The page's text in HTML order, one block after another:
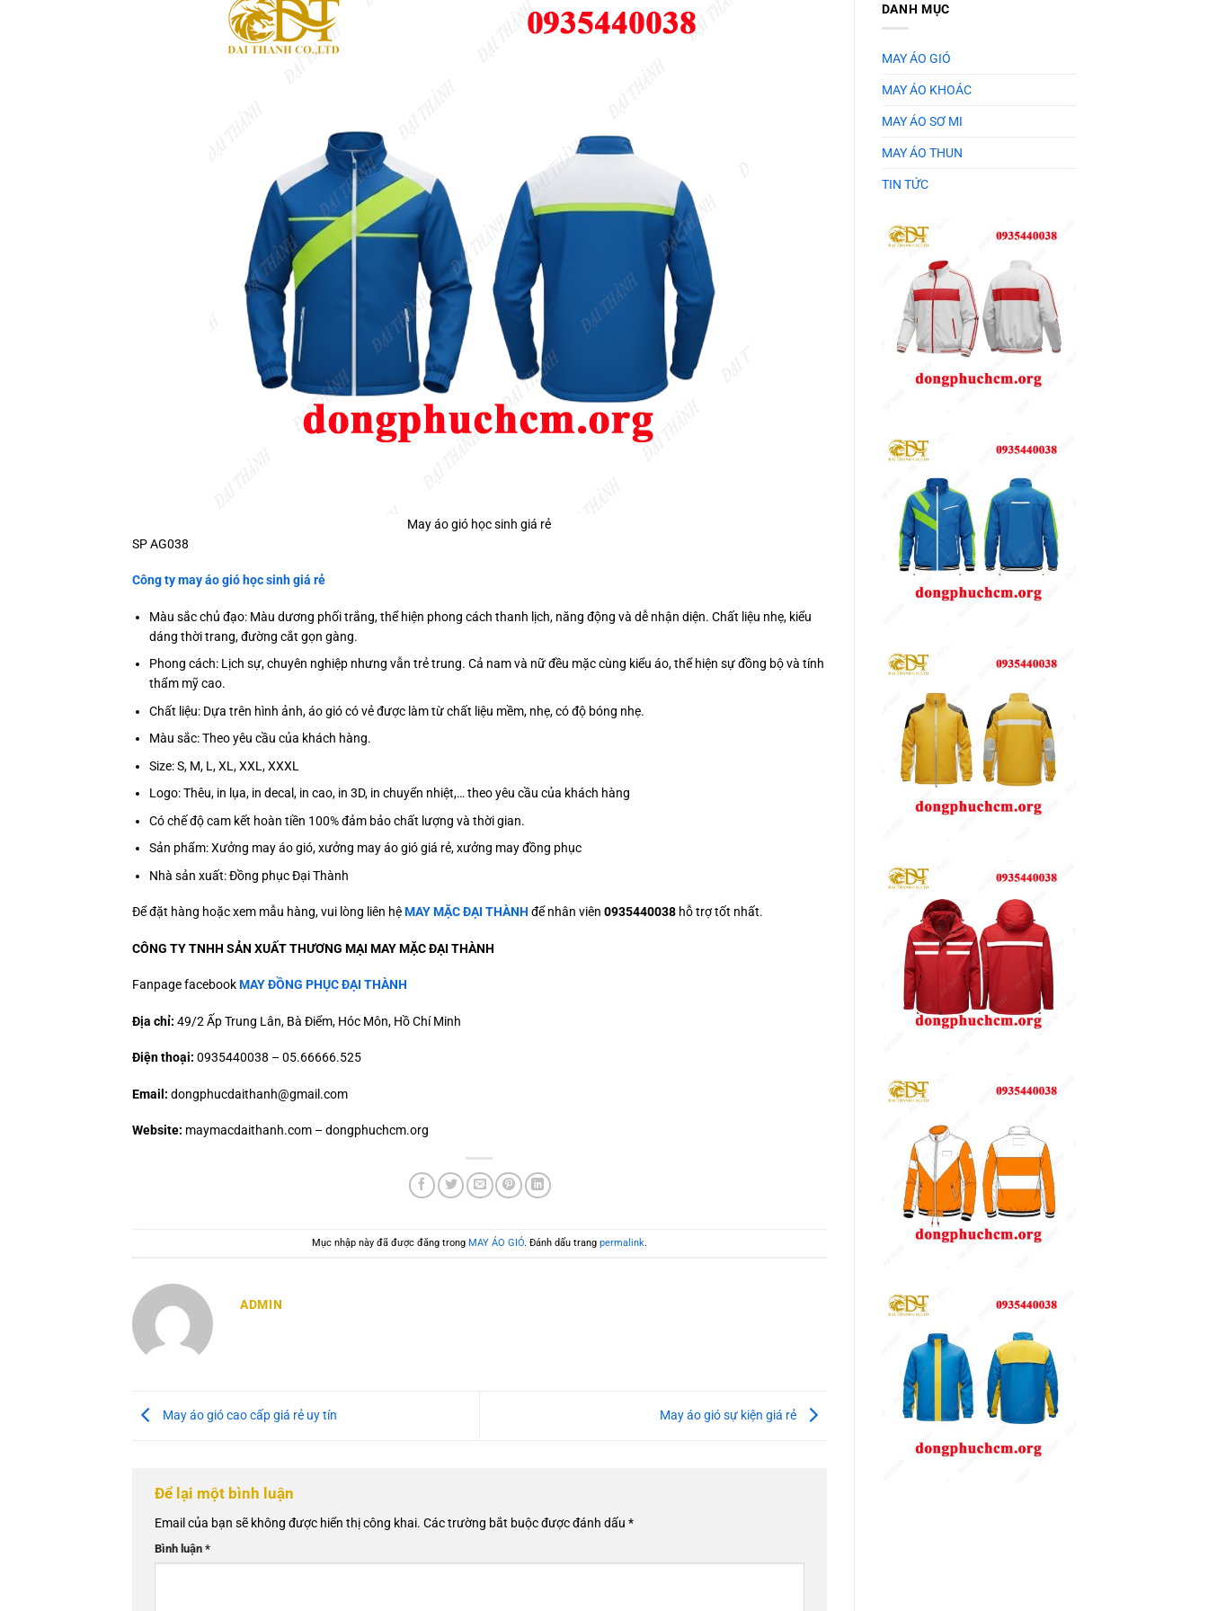
May áo gió học sinh giá rẻ
SP AG038
Công ty may áo gió học sinh giá rẻ
Màu sắc chủ đạo: Màu dương phối trắng, thể hiện phong cách thanh lịch, năng động và dễ nhận diện. Chất liệu nhẹ, kiểu
dáng thời trang, đường cắt gọn gàng.
Phong cách: Lịch sự, chuyên nghiệp nhưng vẫn trẻ trung. Cả nam và nữ đều mặc cùng kiểu áo, thể hiện sự đồng bộ và tính
thẩm mỹ cao.
Chất liệu: Dựa trên hình ảnh, áo gió có vẻ được làm từ chất liệu mềm, nhẹ, có độ bóng nhẹ.
Màu sắc: Theo yêu cầu của khách hàng.
Size: S, M, L, XL, XXL, XXXL
Logo: Thêu, in lụa, in decal, in cao, in 3D, in chuyển nhiệt,… theo yêu cầu của khách hàng
Có chế độ cam kết hoàn tiền 100% đảm bảo chất lượng và thời gian.
Sản phẩm: Xưởng may áo gió, xưởng may áo gió giá rẻ, xưởng may đồng phục
Nhà sản xuất: Đồng phục Đại Thành
Để đặt hàng hoặc xem mẫu hàng, vui lòng liên hệMAY MẶC ĐẠI THÀNH để nhân viên 0935440038 hỗ trợ tốt nhất.
CÔNG TY TNHH SẢN XUẤT THƯƠNG MẠI MAY MẶC ĐẠI THÀNH
Fanpage facebookMAY ĐỒNG PHỤC ĐẠI THÀNH
Địa chỉ: 49/2 Ấp Trung Lân, Bà Điểm, Hóc Môn, Hồ Chí Minh
Điện thoại: 0935440038 – 05.66666.525
Email: dongphucdaithanh@gmail.com
Website: maymacdaithanh.com – dongphuchcm.org
Mục nhập này đã được đăng trong MAY ÁO GIÓ. Đánh dấu trang permalink.
ADMIN
May áo gió cao cấp giá rẻ uy tín May áo gió sự kiện giá rẻ
Để lại một bình luận
Email của bạn sẽ không được hiển thị công khai. Các trường bắt buộc được đánh dấu *
Bình luận *
DANH MỤC
MAY ÁO GIÓ
MAY ÁO KHOÁC
MAY ÁO SƠ MI
MAY ÁO THUN
TIN TỨC